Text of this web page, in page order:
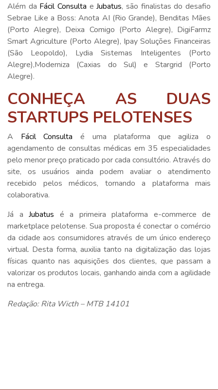
Além da Fácil Consulta eJubatus, são finalistas do desafio
Sebrae Like a Boss: Anota AI (Rio Grande), Benditas Mães
(Porto Alegre), Deixa Comigo (Porto Alegre), DigiFarmz
Smart Agriculture (Porto Alegre), Ipay Soluções Financeiras
(São Leopoldo), Lydia Sistemas Inteligentes (Porto
Alegre),Moderniza (Caxias do Sul) e Stargrid (Porto
Alegre).
CONHEÇA AS DUAS
STARTUPS PELOTENSES
A Fácil Consulta é uma plataforma que agiliza o
agendamento de consultas médicas em 35 especialidades
pelo menor preço praticado por cada consultório. Através do
site, os usuários ainda podem avaliar o atendimento
recebido pelos médicos, tornando a plataforma mais
colaborativa.
Já a Jubatus é a primeira plataforma e-commerce de
marketplace pelotense. Sua proposta é conectar o comércio
da cidade aos consumidores através de um único endereço
virtual. Desta forma, auxilia tanto na digitalização das lojas
físicas quanto nas aquisições dos clientes, que passam a
valorizar os produtos locais, ganhando ainda com a agilidade
na entrega.
Redação: Rita Wicth – MTB 14101